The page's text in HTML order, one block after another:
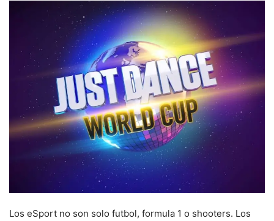
Los eSport no son solo futbol, formula 1 o shooters. Los